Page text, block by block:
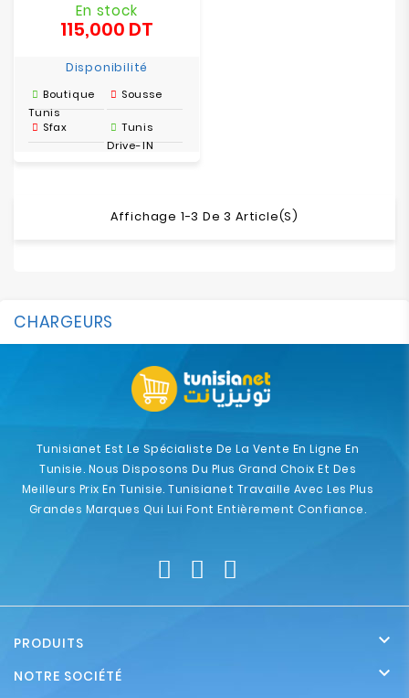
En stock
115,000 DT
Disponibilité
Boutique
Tunis
Sousse
Sfax
Tunis
Drive-IN
Affichage 1-3 De 3 Article(s)
CHARGEURS
Tunisianet Est Le Spécialiste De La Vente En Ligne En
Tunisie. Nous Disposons Du Plus Grand Choix Et Des
Meilleurs Prix En Tunisie. Tunisianet Travaille Avec Les Plus
Grandes Marques Qui Lui Font Entièrement Confiance.
PRODUITS 
NOTRE SOCIÉTÉ
